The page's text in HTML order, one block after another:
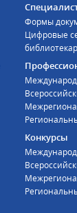
Формы
Цифровые
Конкурсы